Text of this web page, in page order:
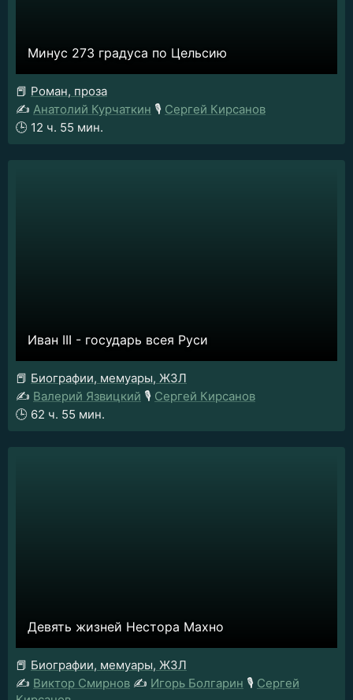
Минус 273 градуса по Цельсию
📕 Роман, проза
✍️ Анатолий Курчаткин 🎙️ Сергей Кирсанов
🕒 12 ч. 55 мин.
Иван III - государь всея Руси
📕 Биографии, мемуары, ЖЗЛ
✍️ Валерий Язвицкий 🎙️ Сергей Кирсанов
🕒 62 ч. 55 мин.
Девять жизней Нестора Махно
📕 Биографии, мемуары, ЖЗЛ
✍️ Виктор Смирнов ✍️ Игорь Болгарин 🎙️ Сергей